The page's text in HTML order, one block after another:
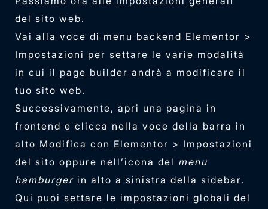
del sito web.
Vai alla voce di menu backend Elementor >
Impostazioni per settare le varie modalità
in cui il page builder andrà a modificare il
tuo sito web.
Successivamente, apri una pagina in
frontend e clicca nella voce della barra in
alto Modifica con Elementor > Impostazioni
del sito oppure nell’icona del menu
hamburger in alto a sinistra della sidebar.
Qui puoi settare le impostazioni globali del